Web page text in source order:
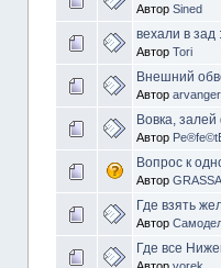
Автор Sined
вехали в зад
Автор Tori
Внешний
Автор arvanger
Вовка, залей
Автор
Вопрос к
Автор
Где взять
Автор
Где все